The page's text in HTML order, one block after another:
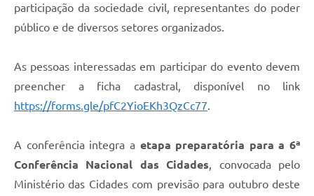
participação da sociedade civil, representantes do poder
público e de diversos setores organizados.
As pessoas interessadas em participar do evento devem
preencher a ficha cadastral, disponível no link
https://forms.gle/pfC2YioEKh3QzCc77
A conferência integra aetapa preparatória para a 6ª
Conferência Nacional das Cidades , convocada pelo
Ministério das Cidades com previsão para outubro deste